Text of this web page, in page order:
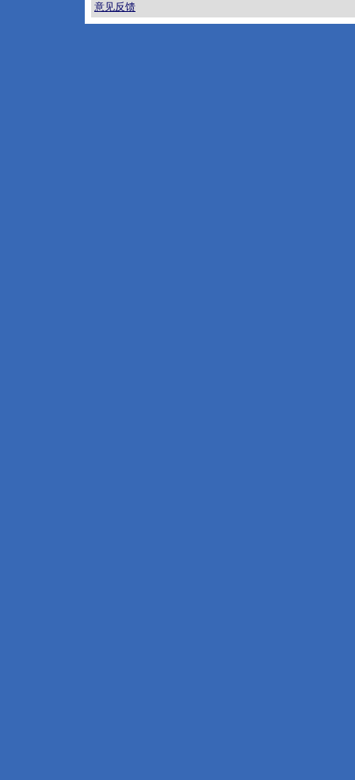
意见反馈